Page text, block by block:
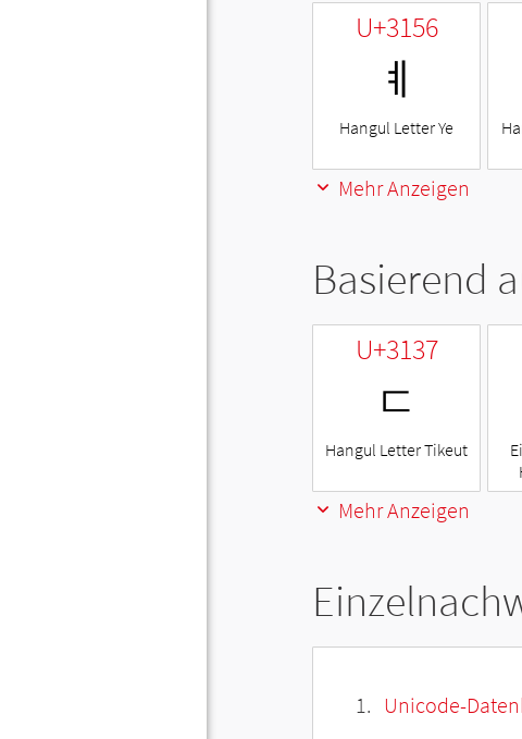
U+3156
ㅖ
Hangul Letter Ye
Mehr Anzeigen
Basierend
U+3137
ㄷ
Hangul Letter Tikeut
Mehr Anzeigen
Unicode-